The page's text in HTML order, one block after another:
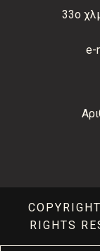
33ο
e-
RIGHTS